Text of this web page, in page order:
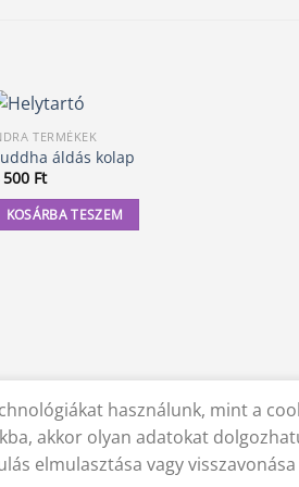
TERMÉKEK
áldás kolap
Ft
KOSÁRBA TESZEM
JOGI NYILATKOZAT SZÁLLÍTÁSI
használunk, mint a
akkor olyan adatokat
elmulasztása vagy